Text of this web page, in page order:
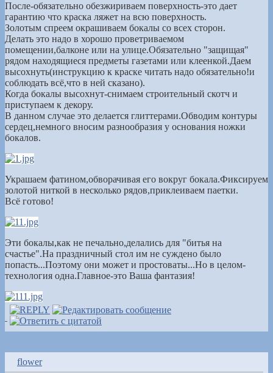
После-обязательно обезжириваем поверхность-это дает
гарантию что краска ляжет на всю поверхность.
Золотым спреем окрашиваем бокалы со всех сторон.
Делать это надо в хорошо проветриваемом
помещении,балконе или на улице.Обязательно "защищая"
рядом находящиеся предметы газетами или клеенкой.Даем
высохнуть(инструкцию к краске читать надо обязательно!и
соблюдать всё,что в ней сказано).
Когда бокалы высохнут-снимаем строительный скотч и
приступаем к декору.
В данном случае это делается глиттерами.Обводим контуры
сердец,немного вносим разнообразия у основания ножки
бокалов.
Украшаем фатином,обворачивая его вокруг бокала.Фиксируем
золотой ниткой в несколько рядов,приклеиваем паетки.
Всё готово!
Эти бокалы,как не печально,делались для "битья на
счастье".На праздничный стол им не суждено было
попасть...Поэтому они может и простоваты...Но в целом-
технология одна.Главное-это Ваша фантазия!
flower